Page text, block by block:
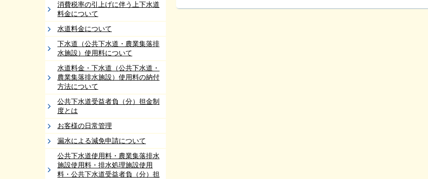
消費税率の引上げに伴う上下水道
料金について
水道料金について
下水道（公共下水道・農業集落排
水施設）使用料について
水道料金・下水道（公共下水道・
農業集落排水施設）使用料の納付
方法について
公共下水道受益者負（分）担金制
度とは
お客様の日常管理
漏水による減免申請について
公共下水道使用料・農業集落排水
施設使用料・排水処理施設使用
料・公共下水道受益者負（分）担